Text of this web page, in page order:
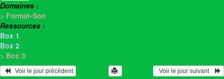
Domaines :
> Format-Son
Ressources :
Box 1
Box 2
> Box 3
   Voir le jour précédent
  Voir le jour suivant